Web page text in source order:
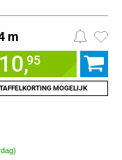
m
10,95
MOGELIJK